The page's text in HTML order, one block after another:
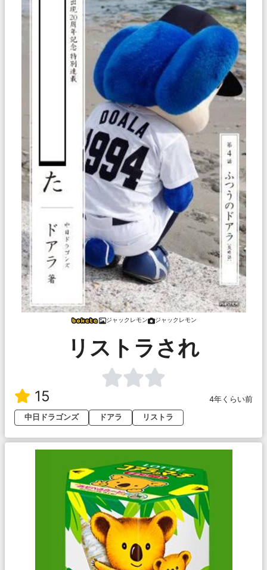
ジャックレモン ジャックレモン
リストラされ
15
4年くらい前
中日ドラゴンズ
ドアラ リストラ